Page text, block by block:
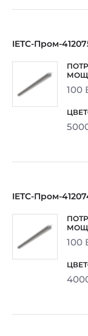
IETC-Пром-
100
IETC-Пром-
100